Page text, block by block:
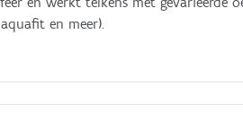
en meer).